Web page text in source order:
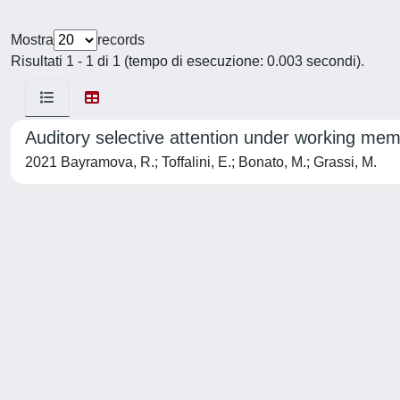
Mostra
records
Risultati 1 - 1 di 1 (tempo di esecuzione: 0.003 secondi).
Auditory selective attention under working
2021 Bayramova, R.; Toffalini, E.; Bonato, M.; Grassi, M.